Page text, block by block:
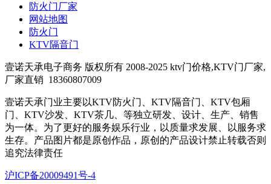
防火门厂家
网站地图
防火门
KTV隔音门
壹诺天承电子商务 版权所有 2008-2025 ktv门价格,KTV门厂家,
厂家直销 18360807009
壹诺天承门业主要以KTV防火门、KTV隔音门、KTV包厢
门、KTV沙发、KTV茶几、等独立研发、设计、生产、销售
为一体。为了更好的服务娱乐行业，以质量求发展、以服务求
生存。产品图片都是原创作品，原创的产品设计禁止转载否则
追究法律责任
沪ICP备20009491号-4